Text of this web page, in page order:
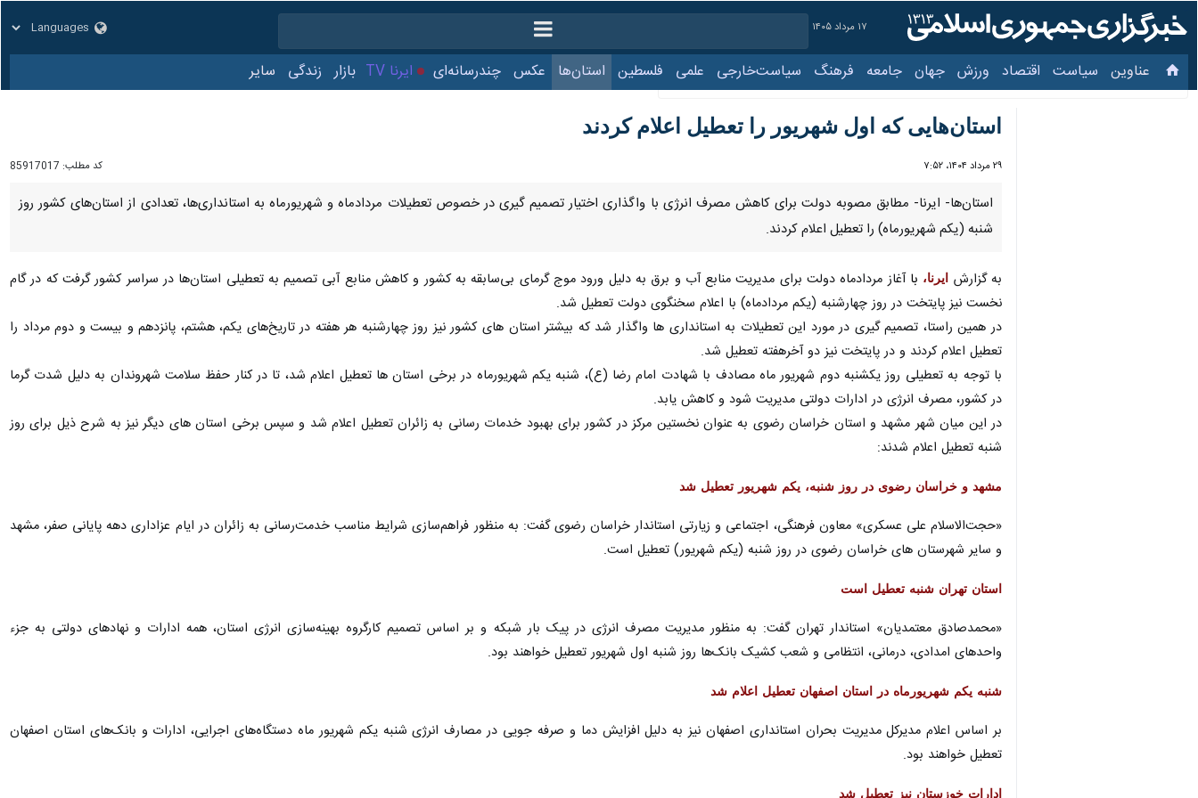
۱۷ مرداد ۱۴۰۵
عناوین‌ سیاست اقتصاد ورزش جهان جامعه فرهنگ سیاست‌خارجی علمی فلسطین استان‌ها عکس چندرسانه‌ای ایرنا TV بازار زندگی سایر
استان‌هایی که اول شهریور را تعطیل اعلام کردند
۲۹ مرداد ۱۴۰۴، ۷:۵۲ کد مطلب: 85917017